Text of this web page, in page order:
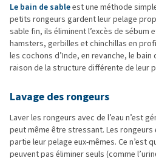
Le bain de sableest une méthode
petits rongeurs gardent leur pelage
sable fin, ils éliminent l’excès de sébum
hamsters, gerbilles et chinchillas en
les cochons d’Inde, en revanche, le
raison de la structure différente de leur
Lavage des rongeurs
Laver les rongeurs avec de l’eau n’est
peut même être stressant. Les
partie leur pelage eux-mêmes. Ce n’est
peuvent pas éliminer seuls (comme